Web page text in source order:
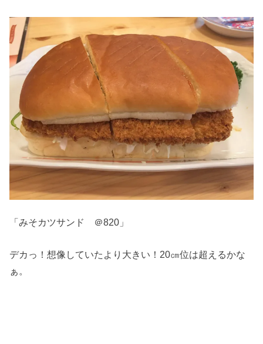
「みそカツサンド ＠820」
デカっ！想像していたより大きい！20㎝位は超えるかな
ぁ。